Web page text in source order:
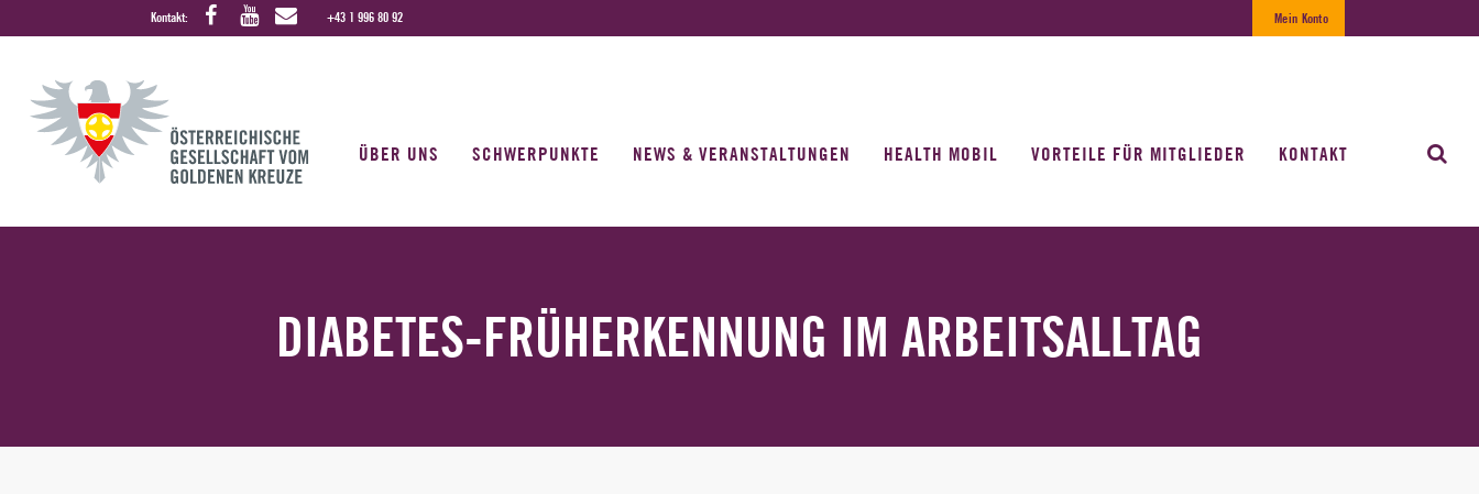
Kontakt: +43 1 996 80 92 Mein Konto
ÜBER UNS SCHWERPUNKTE NEWS & VERANSTALTUNGEN HEALTH MOBIL VORTEILE FÜR MITGLIEDER KONTAKT
DIABETES-FRÜHERKENNUNG IM ARBEITSALLTAG